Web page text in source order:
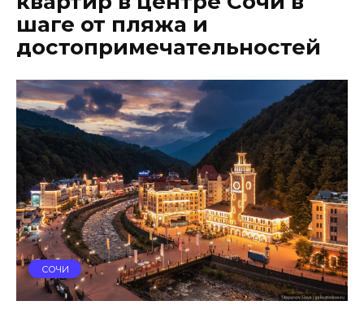
шаге от пляжа и
достопримечательностей
СОЧИ